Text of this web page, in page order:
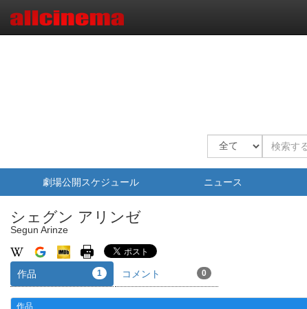
劇場公開スケジュール ニュース
シェグン アリンゼ
Segun Arinze
作品 1 コメント 0
作品